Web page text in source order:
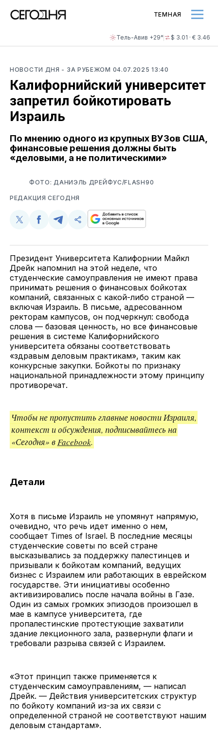
Тель-Авив +29° $ 3.01 · € 3.46
ТЕМНАЯ
НОВОСТИ ДНЯ - ЗА РУБЕЖОМ 04.07.2025 13:40
Калифорнийский университет
запретил бойкотировать
Израиль
По мнению одного из крупных ВУЗов США,
финансовые решения должны быть
«деловыми, а не политическими»
ФОТО: ДАНИЭЛЬ ДРЕЙФУС/FLASH90
РЕДАКЦИЯ СЕГОДНЯ
Поделиться
Twitter
Поделиться
Facebook
Поделиться
Telegram
Скопируйте
поделитесь
Президент Университета Калифорнии Майкл
Дрейк напомнил на этой неделе, что
студенческие самоуправления не имеют права
принимать решения о финансовых бойкотах
компаний, связанных с какой-либо страной —
включая Израиль. В письме, адресованном
ректорам кампусов, он подчеркнул: свобода
слова — базовая ценность, но все финансовые
решения в системе Калифорнийского
университета обязаны соответствовать
«здравым деловым практикам», таким как
конкурсные закупки. Бойкоты по признаку
национальной принадлежности этому принципу
противоречат.
Чтобы не пропустить главные новости Израиля,
контекст и обсуждения, подписывайтесь на
«Сегодня» вFacebook.
Детали
Хотя в письме Израиль не упомянут напрямую,
очевидно, что речь идет именно о нем,
сообщает Times of Israel. В последние месяцы
студенческие советы по всей стране
высказывались за поддержку палестинцев и
призывали к бойкотам компаний, ведущих
бизнес с Израилем или работающих в еврейском
государстве. Эти инициативы особенно
активизировались после начала войны в Газе.
Один из самых громких эпизодов произошел в
мае в кампусе университета, где
пропалестинские протестующие захватили
здание лекционного зала, развернули флаги и
требовали разрыва связей с Израилем.
«Этот принцип также применяется к
студенческим самоуправлениям, — написал
Дрейк. — Действия университетских структур
по бойкоту компаний из-за их связи с
определенной страной не соответствуют нашим
деловым стандартам».